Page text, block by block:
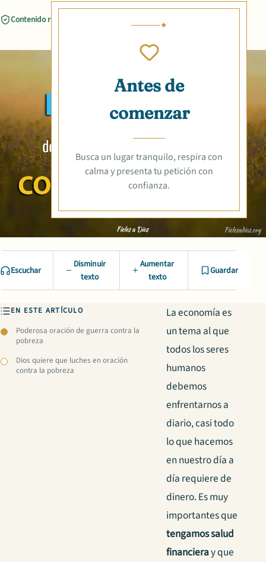
Contenido revisado
Antes de
comenzar
Busca un lugar tranquilo, respira con
calma y presenta tu petición con
confianza.
Escuchar
Disminuir
texto
Aumentar
texto
Guardar
EN ESTE ARTÍCULO
Poderosa oración de guerra contra la
pobreza
Dios quiere que luches en oración
contra la pobreza
La economía es
un tema al que
todos los seres
humanos
debemos
enfrentarnos a
diario, casi todo
lo que hacemos
en nuestro día a
día requiere de
dinero. Es muy
importantes que
tengamos salud
financieray que